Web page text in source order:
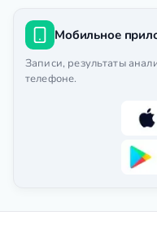
Мобильное
Записи, результаты
телефоне.